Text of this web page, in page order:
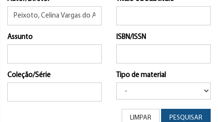
Assunto ISBN/ISSN
Coleção/Série Tipo de material
LIMPAR PESQUISAR